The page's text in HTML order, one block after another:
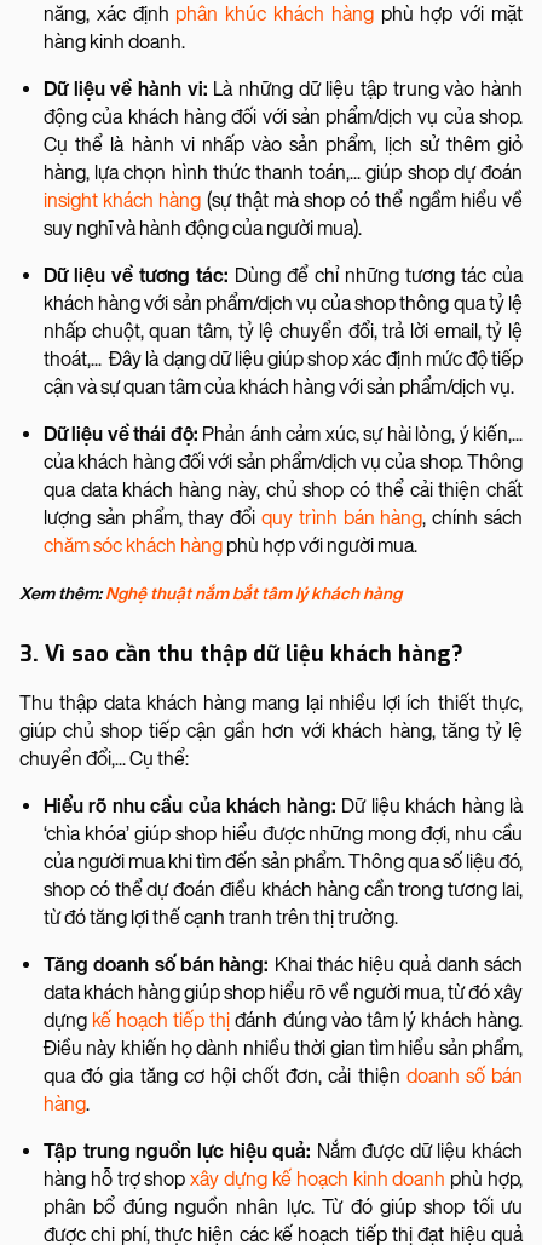
năng, xác định phân khúc khách hàngphù hợp với mặt
hàng kinh doanh.
Dữ liệu về hành vi: Là những dữ liệu tập trung vào hành
động của khách hàng đối với sản phẩm/dịch vụ của shop.
Cụ thể là hành vi nhấp vào sản phẩm, lịch sử thêm giỏ
hàng, lựa chọn hình thức thanh toán,... giúp shop dự đoán
insight khách hàng (sự thật mà shop có thể ngầm hiểu về
suy nghĩ và hành động của người mua).
Dữ liệu về tương tác: Dùng để chỉ những tương tác của
khách hàng với sản phẩm/dịch vụ của shop thông qua tỷ lệ
nhấp chuột, quan tâm, tỷ lệ chuyển đổi, trả lời email, tỷ lệ
thoát,... Đây là dạng dữ liệu giúp shop xác định mức độ tiếp
cận và sự quan tâm của khách hàng với sản phẩm/dịch vụ.
Dữ liệu về thái độ: Phản ánh cảm xúc, sự hài lòng, ý kiến,...
của khách hàng đối với sản phẩm/dịch vụ của shop. Thông
qua data khách hàng này, chủ shop có thể cải thiện chất
lượng sản phẩm, thay đổi quy trình bán hàng, chính sách
chăm sóc khách hàng phù hợp với người mua.
Xem thêm:Nghệ thuật nắm bắt tâm lý khách hàng
3. Vì sao cần thu thập dữ liệu khách hàng?
Thu thập data khách hàng mang lại nhiều lợi ích thiết thực,
giúp chủ shop tiếp cận gần hơn với khách hàng, tăng tỷ lệ
chuyển đổi,... Cụ thể:
Hiểu rõ nhu cầu của khách hàng: Dữ liệu khách hàng là
‘chìa khóa’ giúp shop hiểu được những mong đợi, nhu cầu
của người mua khi tìm đến sản phẩm. Thông qua số liệu đó,
shop có thể dự đoán điều khách hàng cần trong tương lai,
từ đó tăng lợi thế cạnh tranh trên thị trường.
Tăng doanh số bán hàng: Khai thác hiệu quả danh sách
data khách hàng giúp shop hiểu rõ về người mua, từ đó xây
dựng kế hoạch tiếp thị đánh đúng vào tâm lý khách hàng.
Điều này khiến họ dành nhiều thời gian tìm hiểu sản phẩm,
qua đó gia tăng cơ hội chốt đơn, cải thiện doanh số bán
hàng.
Tập trung nguồn lực hiệu quả: Nắm được dữ liệu khách
hàng hỗ trợ shopxây dựng kế hoạch kinh doanh phù hợp,
phân bổ đúng nguồn nhân lực. Từ đó giúp shop tối ưu
được chi phí, thực hiện các kế hoạch tiếp thị đạt hiệu quả